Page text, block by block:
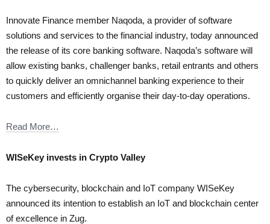
Innovate Finance member Naqoda, a provider of software
solutions and services to the financial industry, today announced
the release of its core banking software. Naqoda’s software will
allow existing banks, challenger banks, retail entrants and others
to quickly deliver an omnichannel banking experience to their
customers and efficiently organise their day-to-day operations.
Read More…
WISeKey invests in Crypto Valley
The cybersecurity, blockchain and IoT company WISeKey
announced its intention to establish an IoT and blockchain center
of excellence in Zug.